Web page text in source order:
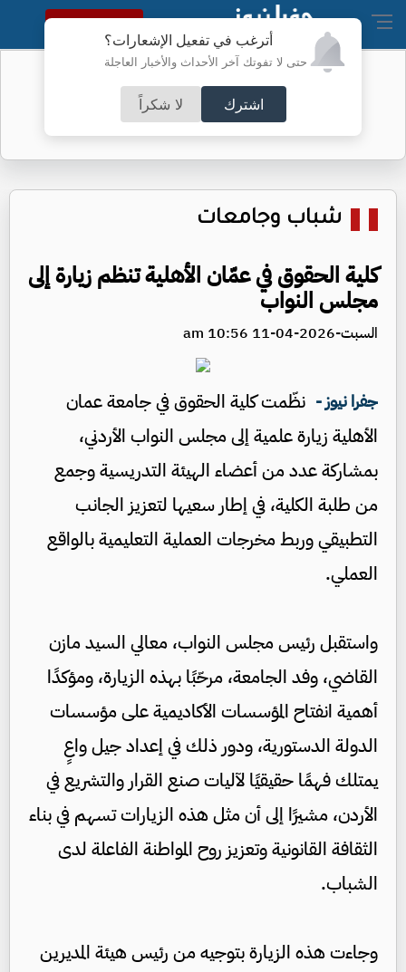
أترغب في تفعيل الإشعارات؟
حتى لا تفوتك آخر الأحداث والأخبار العاجلة
اشترك لا شكراً
النسخة الكاملة
شباب وجامعات
كلية الحقوق في عمّان الأهلية تنظم زيارة إلى
مجلس النواب
السبت-2026-04-11 10:56 am
جفرا نيوز - نظّمت كلية الحقوق في جامعة عمان
الأهلية زيارة علمية إلى مجلس النواب الأردني،
بمشاركة عدد من أعضاء الهيئة التدريسية وجمع
من طلبة الكلية، في إطار سعيها لتعزيز الجانب
التطبيقي وربط مخرجات العملية التعليمية بالواقع
العملي.
واستقبل رئيس مجلس النواب، معالي السيد مازن
القاضي، وفد الجامعة، مرحّبًا بهذه الزيارة، ومؤكدًا
أهمية انفتاح المؤسسات الأكاديمية على مؤسسات
الدولة الدستورية، ودور ذلك في إعداد جيل واعٍ
يمتلك فهمًا حقيقيًا لآليات صنع القرار والتشريع في
الأردن، مشيرًا إلى أن مثل هذه الزيارات تسهم في بناء
الثقافة القانونية وتعزيز روح المواطنة الفاعلة لدى
الشباب.
وجاءت هذه الزيارة بتوجيه من رئيس هيئة المديرين